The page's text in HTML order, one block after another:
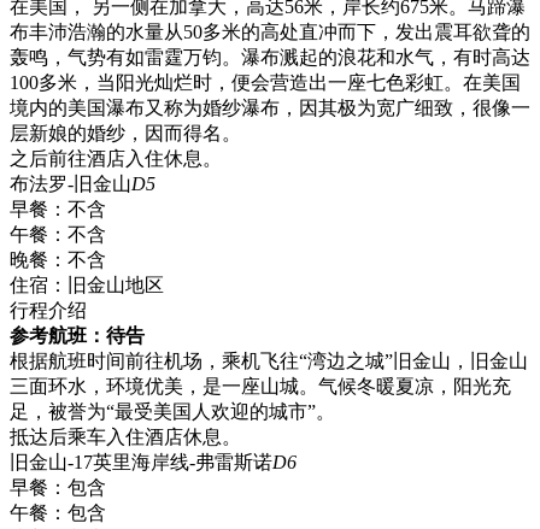
在美国， 另一侧在加拿大，高达56米，岸长约675米。马蹄瀑
布丰沛浩瀚的水量从50多米的高处直冲而下，发出震耳欲聋的
轰鸣，气势有如雷霆万钧。瀑布溅起的浪花和水气，有时高达
100多米，当阳光灿烂时，便会营造出一座七色彩虹。在美国
境内的美国瀑布又称为婚纱瀑布，因其极为宽广细致，很像一
层新娘的婚纱，因而得名。
之后前往酒店入住休息。
布法罗-旧金山D5
早餐： 不含
午餐： 不含
晚餐： 不含
住宿：
旧金山地区
行程介绍
参考航班：待告
根据航班时间前往机场，乘机飞往“湾边之城”旧金山，旧金山
三面环水，环境优美，是一座山城。气候冬暖夏凉，阳光充
足，被誉为“最受美国人欢迎的城市”。
抵达后乘车入住酒店休息。
旧金山-17英里海岸线-弗雷斯诺D6
早餐： 包含
午餐： 包含